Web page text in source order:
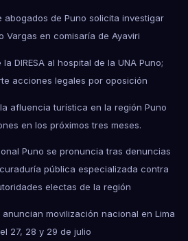
abogados de Puno solicita investigar
Vargas en comisaría de Ayaviri
DIRESA al hospital de la UNA Puno;
acciones legales por oposición
la afluencia turística en la región Puno
en los próximos tres meses.
Puno se pronuncia tras denuncias
pública especializada contra
electas de la región
movilización nacional en Lima
27, 28 y 29 de julio